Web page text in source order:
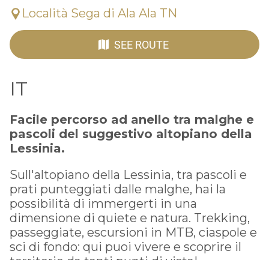
Località Sega di Ala Ala TN
SEE ROUTE
IT
Facile percorso ad anello tra malghe e
pascoli del suggestivo altopiano della
Lessinia.
Sull'altopiano della Lessinia, tra pascoli e
prati punteggiati dalle malghe, hai la
possibilità di immergerti in una
dimensione di quiete e natura. Trekking,
passeggiate, escursioni in MTB, ciaspole e
sci di fondo: qui puoi vivere e scoprire il